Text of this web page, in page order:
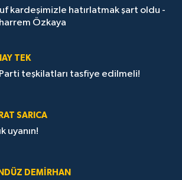
kardeşimizle hatırlatmak şart oldu -
Özkaya
TEK
teşkilatları tasfiye edilmeli!
SARICA
uyanın!
DEMIRHAN